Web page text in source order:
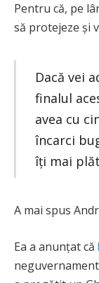
Pentru că, pe
să protejeze și
Dacă vei
finalul
avea cu
încarci
îți mai
A mai spus
Ea a anunțat că